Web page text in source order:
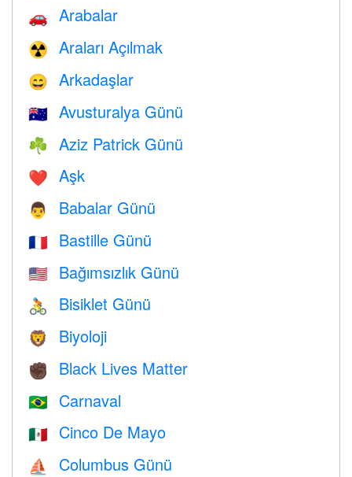
🚗 Arabalar
☢️ Araları Açılmak
😄 Arkadaşlar
🇦🇺 Avusturalya Günü
☘️ Aziz Patrick Günü
❤️️ Aşk
👨 Babalar Günü
🇫🇷 Bastille Günü
🇺🇸 Bağımsızlık Günü
🚴 Bisiklet Günü
🦁 Biyoloji
✊🏿 Black Lives Matter
🇧🇷 Carnaval
🇲🇽 Cinco De Mayo
⛵️ Columbus Günü